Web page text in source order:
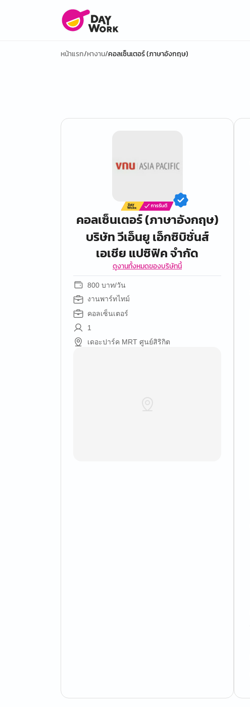
หน้าแรก/หางาน/คอลเซ็นเตอร์ (ภาษาอังกฤษ)
คอลเซ็นเตอร์ (ภาษาอังกฤษ)
บริษัท วีเอ็นยู เอ็กซิบิชั่นส์
เอเชีย แปซิฟิค จำกัด
ดูงานทั้งหมดของบริษัทนี้
800 บาท/วัน
งานพาร์ทไทม์
คอลเซ็นเตอร์
1
เดอะปาร์ค MRT ศูนย์สิริกิต